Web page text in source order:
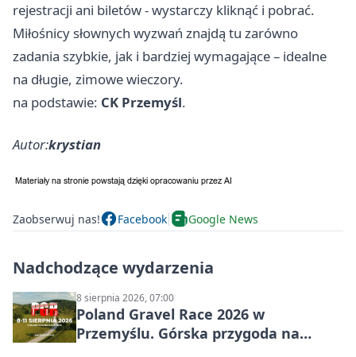
rejestracji ani biletów - wystarczy kliknąć i pobrać.
Miłośnicy słownych wyzwań znajdą tu zarówno
zadania szybkie, jak i bardziej wymagające – idealne
na długie, zimowe wieczory.
na podstawie: CK Przemyśl.
Autor:krystian
Zaobserwuj nas! Facebook Google News
Nadchodzące wydarzenia
8 sierpnia 2026, 07:00
Poland Gravel Race 2026 w
Przemyślu. Górska przygoda na